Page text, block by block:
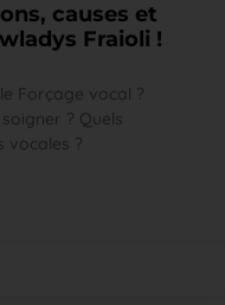
causes et
Fraioli !
Forçage vocal ?
? Quels
vocales ?